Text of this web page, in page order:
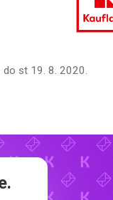
do st 19. 8. 2020.